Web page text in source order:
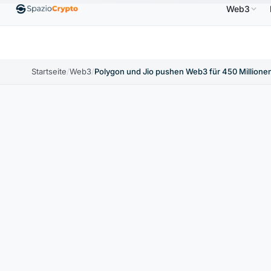
EthereumETH1.880,58 $ BNBBNB
Web3
Startseite/Web3/Polygon und Jio pushen Web3 für 450